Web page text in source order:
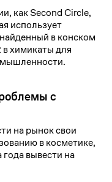
как Second Circle,
использует
в конском
в химикаты для
с
на рынок свои
в косметике,
вывести на